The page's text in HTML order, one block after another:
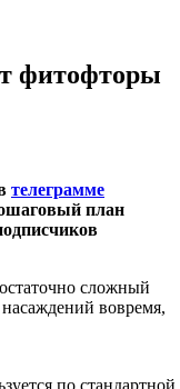
фитофторы
телеграмме
план
сложный
вовремя,
по